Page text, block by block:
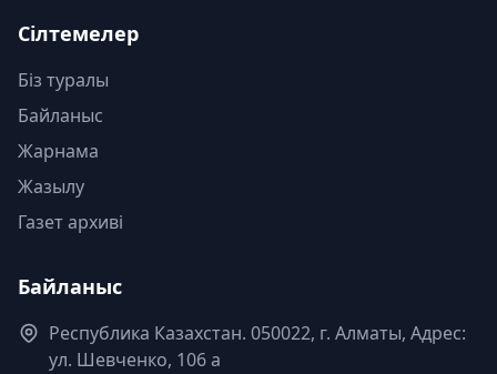
Сілтемелер
Біз туралы
Байланыс
Жарнама
Жазылу
Газет архиві
Байланыс
Республика Казахстан. 050022, г. Алматы, Адрес:
ул. Шевченко, 106 а